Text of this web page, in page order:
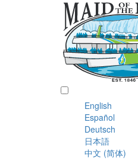
English
Español
Deutsch
日本語
中文 (简体)